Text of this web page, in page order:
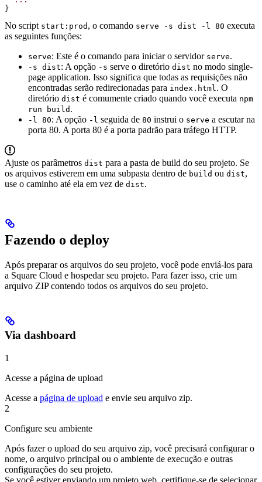
}
No script start:prod , o comando serve -s dist -l 80 executa
as seguintes funções:
serve: Este é o comando para iniciar o servidor serve.
-s dist: A opção -s serve o diretório dist no modo single-
page application. Isso significa que todas as requisições não
encontradas serão redirecionadas para index.html . O
diretório dist é comumente criado quando você executa npm
run build .
-l 80: A opção -l seguida de 80 instrui o serve a escutar na
porta 80. A porta 80 é a porta padrão para tráfego HTTP.
Ajuste os parâmetros dist para a pasta de build do seu projeto. Se
os arquivos estiverem em uma subpasta dentro de build ou dist,
use o caminho até ela em vez de dist.
Fazendo o deploy
Após preparar os arquivos do seu projeto, você pode enviá-los para
a Square Cloud e hospedar seu projeto. Para fazer isso, crie um
arquivo ZIP contendo todos os arquivos do seu projeto.
Via dashboard
1
Acesse a página de upload
Acesse a página de upload e envie seu arquivo zip.
2
Configure seu ambiente
Após fazer o upload do seu arquivo zip, você precisará configurar o
nome, o arquivo principal ou o ambiente de execução e outras
configurações do seu projeto.
Se você estiver enviando um projeto web, certifique-se de selecionar